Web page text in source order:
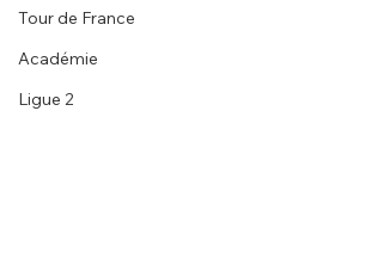
Tour de France
Académie
Ligue 2